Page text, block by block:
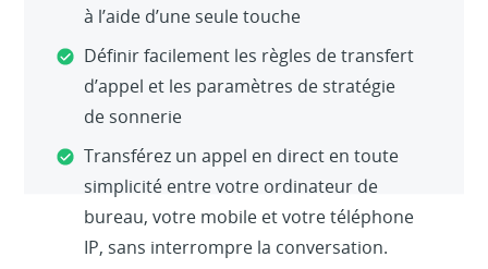
à l’aide d’une seule touche
Définir facilement les règles de transfert
d’appel et les paramètres de stratégie
de sonnerie
Transférez un appel en direct en toute
simplicité entre votre ordinateur de
bureau, votre mobile et votre téléphone
IP, sans interrompre la conversation.